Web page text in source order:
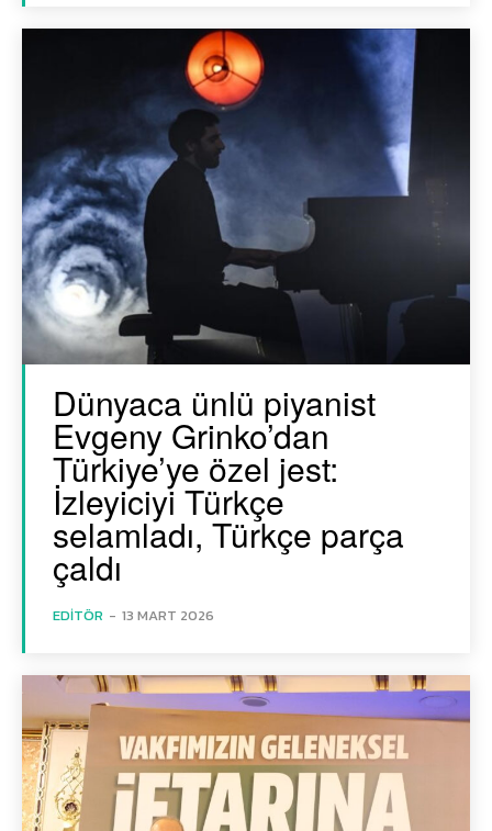
Dünyaca ünlü piyanist
Evgeny Grinko’dan
Türkiye’ye özel jest:
İzleyiciyi Türkçe
selamladı, Türkçe parça
çaldı
EDITÖR - 13 MART 2026